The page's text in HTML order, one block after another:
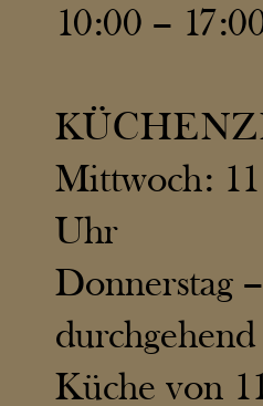
10:00 –
Mittwoch:
Uhr
Donnerstag
Küche von